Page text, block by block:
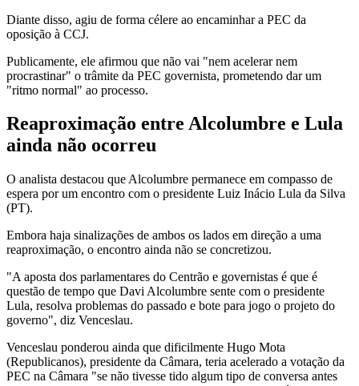
Diante disso, agiu de forma célere ao encaminhar a PEC da
oposição à CCJ.
Publicamente, ele afirmou que não vai "nem acelerar nem
procrastinar" o trâmite da PEC governista, prometendo dar um
"ritmo normal" ao processo.
Reaproximação entre Alcolumbre e Lula
ainda não ocorreu
O analista destacou que Alcolumbre permanece em compasso de
espera por um encontro com o presidente Luiz Inácio Lula da Silva
(PT).
Embora haja sinalizações de ambos os lados em direção a uma
reaproximação, o encontro ainda não se concretizou.
"A aposta dos parlamentares do Centrão e governistas é que é
questão de tempo que Davi Alcolumbre sente com o presidente
Lula, resolva problemas do passado e bote para jogo o projeto do
governo", diz Venceslau.
Venceslau ponderou ainda que dificilmente Hugo Mota
(Republicanos), presidente da Câmara, teria acelerado a votação da
PEC na Câmara "se não tivesse tido algum tipo de conversa antes